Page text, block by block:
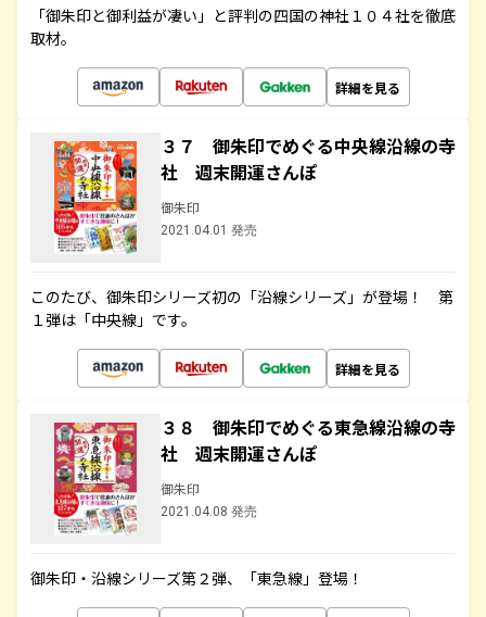
「御朱印と御利益が凄い」と評判の四国の神社１０４社を徹底
取材。
詳細を見る
３７ 御朱印でめぐる中央線沿線の寺
社 週末開運さんぽ
御朱印
2021.04.01 発売
このたび、御朱印シリーズ初の「沿線シリーズ」が登場！ 第
１弾は「中央線」です。
詳細を見る
３８ 御朱印でめぐる東急線沿線の寺
社 週末開運さんぽ
御朱印
2021.04.08 発売
御朱印・沿線シリーズ第２弾、「東急線」登場！